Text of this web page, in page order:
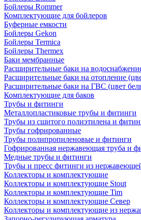
Бойлеры Rommer
Комплектующие для бойлеров
Буферные емкости
Бойлеры Gekon
Бойлеры Termica
Бойлеры Thermex
Баки мембранные
Расширительные баки на
Расширительные баки на отопление
Расширительные баки на ГВС (цвет
Комплектующие для баков
Трубы и фитинги
Металлопластиковые трубы и фитинги
Трубы из сшитого полиэтилена и
Трубы гофрированные
Трубы полипропиленовые и фитинги
Гофрированная нержавеющая труба и
Медные трубы и фитинги
Трубы и пресс фитинги из
Коллекторы и комплектующие
Коллекторы и комплектующие Stout
Коллекторы и комплектующие Tim
Коллекторы и комплектующие Север
Коллекторы и комплектующие из